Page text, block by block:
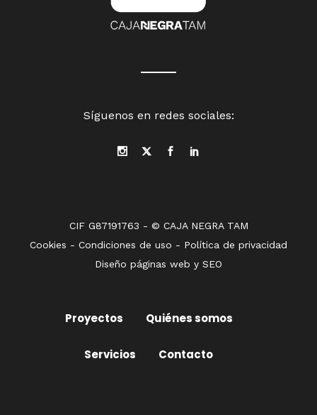
Proyectos Quiénes somos
Síguenos en redes sociales:
CIF G87191763 - © CAJA NEGRA TAM
Cookies - Condiciones de uso - Política de privacidad
Diseño páginas web y SEO
Servicios Contacto